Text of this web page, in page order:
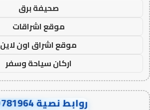
صحيفة برق
موقع اشراقات
موقع اشراق اون لاين
اركان سياحة وسفر
روابط نصية FD781964